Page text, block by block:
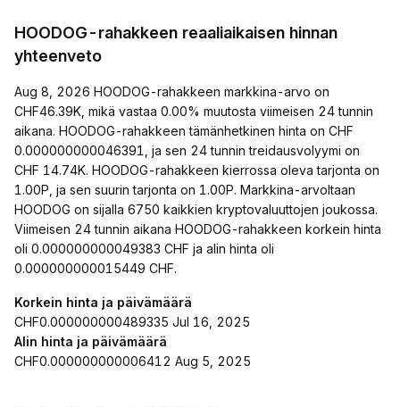
HOODOG-rahakkeen reaaliaikaisen hinnan
yhteenveto
Aug 8, 2026 HOODOG-rahakkeen markkina-arvo on
CHF46.39K, mikä vastaa 0.00% muutosta viimeisen 24 tunnin
aikana. HOODOG-rahakkeen tämänhetkinen hinta on CHF
0.000000000046391, ja sen 24 tunnin treidausvolyymi on
CHF 14.74K. HOODOG-rahakkeen kierrossa oleva tarjonta on
1.00P, ja sen suurin tarjonta on 1.00P. Markkina-arvoltaan
HOODOG on sijalla 6750 kaikkien kryptovaluuttojen joukossa.
Viimeisen 24 tunnin aikana HOODOG-rahakkeen korkein hinta
oli 0.000000000049383 CHF ja alin hinta oli
0.000000000015449 CHF.
Korkein hinta ja päivämäärä
CHF0.000000000489335 Jul 16, 2025
Alin hinta ja päivämäärä
CHF0.000000000006412 Aug 5, 2025